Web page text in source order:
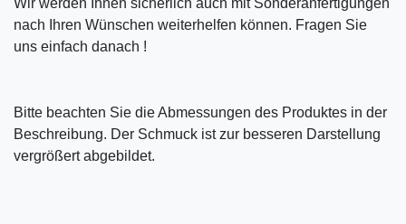
Wir werden Ihnen sicherlich auch mit Sonderanfertigungen
nach Ihren Wünschen weiterhelfen können. Fragen Sie
uns einfach danach !
Bitte beachten Sie die Abmessungen des Produktes in der
Beschreibung. Der Schmuck ist zur besseren Darstellung
vergrößert abgebildet.